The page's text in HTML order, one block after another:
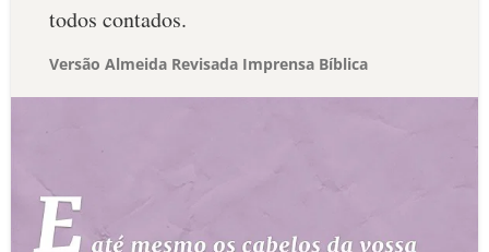
todos contados.
Versão Almeida Revisada Imprensa Bíblica